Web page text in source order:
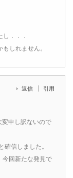
．．．
しれません。
返信 引用
申し訳ないので
信しました。
今回新たな発見で